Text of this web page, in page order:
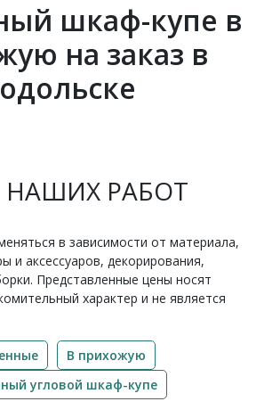
шкаф-купе в
на заказ в
РАБОТ
в зависимости от материала,
и аксессуаров, декорирования,
Представленные цены носят
характер и не является
В прихожую
угловой шкаф-купе